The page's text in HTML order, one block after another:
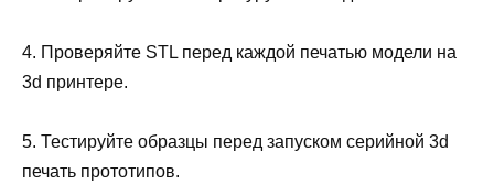
4. Проверяйте STL перед каждой печатью модели на
3d принтере.
5. Тестируйте образцы перед запуском серийной 3d
печать прототипов.